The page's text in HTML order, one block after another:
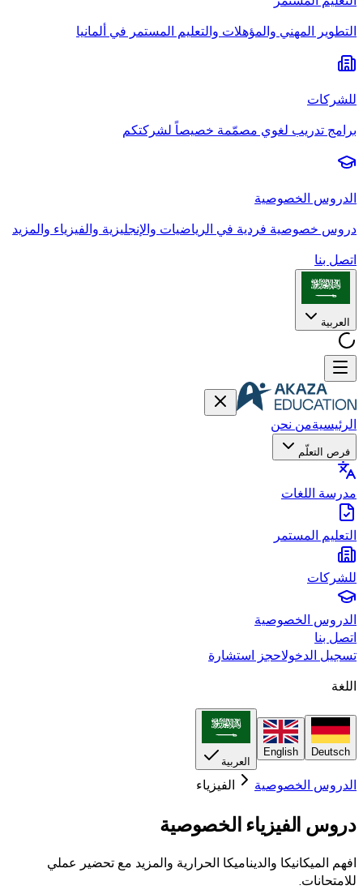
التطوير المهني والمؤهلات والتعليم المستمر في ألمانيا
للشركات
برامج تدريب لغوي مصمّمة خصيصاً لشركتكم
الدروس الخصوصية
دروس خصوصية فردية في الرياضيات والإنجليزية والفيزياء والمزيد
اتصل بنا
العربية
الرئيسيةمن نحن
فرص التعلّم
مدرسة اللغات
التعليم المستمر
للشركات
الدروس الخصوصية
اتصل بنا
تسجيل الدخولاحجز استشارة
اللغة
Deutsch
English
العربية
الدروس الخصوصية الفيزياء
دروس الفيزياء الخصوصية
افهم الميكانيكا والديناميكا الحرارية والمزيد مع تحضير عملي
للامتحانات.